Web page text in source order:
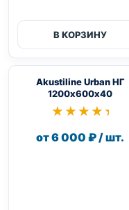
В КОРЗИНУ
Akustiline Urban НГ
1200х600х40
★★★★★
★★★★★
от 6 000 ₽ / шт.